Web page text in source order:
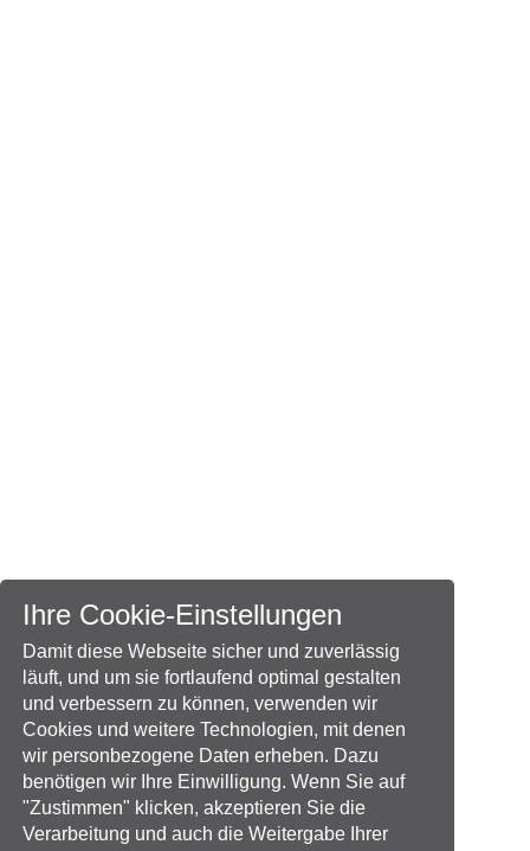
Ihre Cookie-Einstellungen
Damit diese Webseite sicher und zuverlässig
läuft, und um sie fortlaufend optimal gestalten
und verbessern zu können, verwenden wir
Cookies und weitere Technologien, mit denen
wir personbezogene Daten erheben. Dazu
benötigen wir Ihre Einwilligung. Wenn Sie auf
"Zustimmen" klicken, akzeptieren Sie die
Verarbeitung und auch die Weitergabe Ihrer